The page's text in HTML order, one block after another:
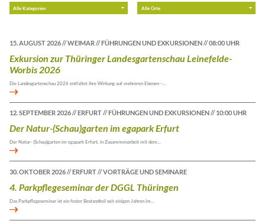
15. AUGUST 2026 // WEIMAR // FÜHRUNGEN UND EXKURSIONEN // 08:00 UHR
Exkursion zur Thüringer Landesgartenschau Leinefelde-
Worbis 2026
Die Landesgartenschau 2026 entfaltet ihre Wirkung auf mehreren Ebenen –…
12. SEPTEMBER 2026 // ERFURT // FÜHRUNGEN UND EXKURSIONEN // 10:00 UHR
Der Natur-(Schau)garten im egapark Erfurt
Der Natur- (Schau)garten im egapark Erfurt, in Zusammenarbeit mit dem…
30. OKTOBER 2026 // ERFURT // VORTRÄGE UND SEMINARE
4. Parkpflegeseminar der DGGL Thüringen
Das Parkpflegeseminar ist ein fester Bestandteil seit einigen Jahren im…